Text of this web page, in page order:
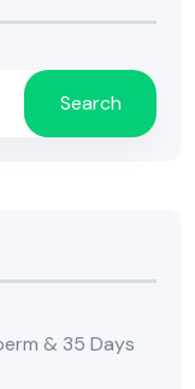
Search
& 35 Days